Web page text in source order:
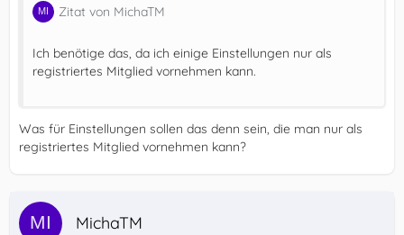
Zitat von MichaTM
Ich benötige das, da ich einige Einstellungen nur als
registriertes Mitglied vornehmen kann.
Was für Einstellungen sollen das denn sein, die man nur als
registriertes Mitglied vornehmen kann?
MichaTM